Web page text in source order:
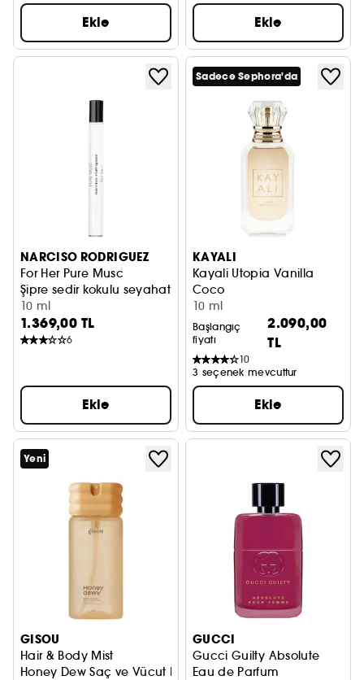
Ekle Ekle
NARCISO RODRIGUEZ
For Her Pure Musc
Şipre sedir kokulu seyahat boyu eau de parfum
10 ml
1.369,00 TL
6
Ekle
Sadece Sephora'da
KAYALI
Kayali Utopia Vanilla
Coco
Eau de Parfum
10 ml
Başlangıç
fiyatı
2.090,00
TL
10
3 seçenek mevcuttur
Ekle
Yeni
GISOU
Hair & Body Mist
Honey Dew Saç ve Vücut Misti
GUCCI
Gucci Guilty Absolute
Eau de Parfum